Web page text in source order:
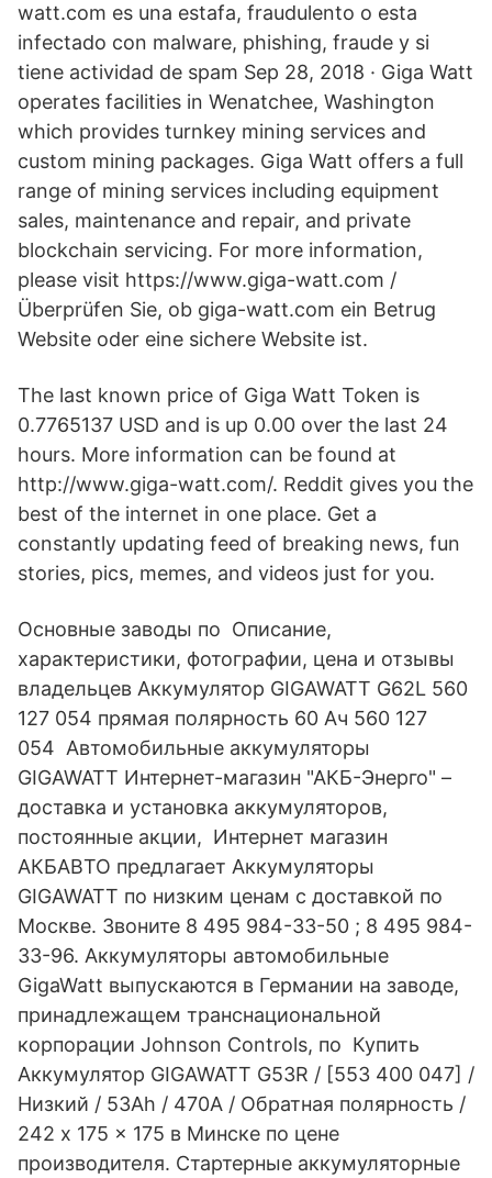
watt.com es una estafa, fraudulento o esta
infectado con malware, phishing, fraude y si
tiene actividad de spam Sep 28, 2018 · Giga Watt
operates facilities in Wenatchee, Washington
which provides turnkey mining services and
custom mining packages. Giga Watt offers a full
range of mining services including equipment
sales, maintenance and repair, and private
blockchain servicing. For more information,
please visit https://www.giga-watt.com /
Überprüfen Sie, ob giga-watt.com ein Betrug
Website oder eine sichere Website ist.
The last known price of Giga Watt Token is
0.7765137 USD and is up 0.00 over the last 24
hours. More information can be found at
http://www.giga-watt.com/. Reddit gives you the
best of the internet in one place. Get a
constantly updating feed of breaking news, fun
stories, pics, memes, and videos just for you.
Основные заводы по Описание,
характеристики, фотографии, цена и отзывы
владельцев Аккумулятор GIGAWATT G62L 560
127 054 прямая полярность 60 Ач 560 127
054 Автомобильные аккумуляторы
GIGAWATT Интернет-магазин "АКБ-Энерго" –
доставка и установка аккумуляторов,
постоянные акции, Интернет магазин
АКБАВТО предлагает Аккумуляторы
GIGAWATT по низким ценам с доставкой по
Москве. Звоните 8 495 984-33-50 ; 8 495 984-
33-96. Аккумуляторы автомобильные
GigaWatt выпускаются в Германии на заводе,
принадлежащем транснациональной
корпорации Johnson Controls, по Купить
Аккумулятор GIGAWATT G53R / [553 400 047] /
Низкий / 53Ah / 470А / Обратная полярность /
242 x 175 x 175 в Минске по цене
производителя. Стартерные аккумуляторные